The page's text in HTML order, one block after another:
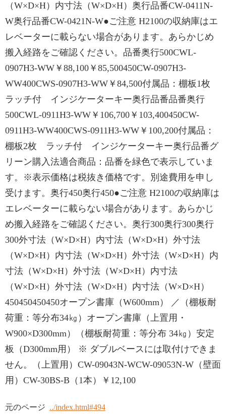
（W×D×H）内寸法（W×D×H）奥行品番CW-0411N-
W奥行品番CW-0421N-W●ご注意 H2100の収納庫はエ
レベーターに載らない場合があります。あらかじめ
搬入経路をご確認ください。品番奥行500CWL-
0907H3-WW￥88,100￥85,500450CW-0907H3-
WW400CWS-0907H3-WW￥84,500付属品：棚板1枚
ラッチ付 インジケーターキー奥行品番品番奥行
500CWL-0911H3-WW￥106,700￥103,400450CW-
0911H3-WW400CWS-0911H3-WW￥100,200付属品：
棚板2枚 ラッチ付 インジケーターキー奥行品番グ
リーン購入法適合商品：品番を緑色で表示していま
す。※表示価格は税抜き価格です。別途費用を申し
受けます。奥行450奥行450●ご注意 H2100の収納庫は
エレベーターに載らない場合があります。あらかじ
め搬入経路をご確認ください。奥行300奥行300奥行
300外寸法（W×D×H）内寸法（W×D×H）外寸法
（W×D×H）内寸法（W×D×H）外寸法（W×D×H）内
寸法（W×D×H）外寸法（W×D×H）内寸法
（W×D×H）外寸法（W×D×H）内寸法（W×D×H）
450450450450オープン書庫（W600mm） ／（棚板耐
荷重：等分布34㎏）オープン書庫（上置用・
W900×D300mm）（棚板耐荷重：等分布 34㎏）安定
板（D300mm用） ※ ダブルベースには取付けできま
せん。（上置用）CW-09043N-WCW-09053N-W（壁面
用）CW-30BS-B（1本）￥12,100
元のページ ../index.html#494